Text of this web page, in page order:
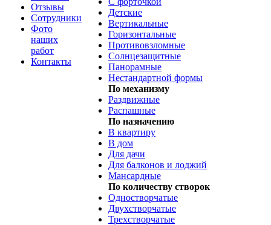
Отзывы
Сотрудники
Фото
наших
работ
Контакты
Детские
Вертикальные
Горизонтальные
Противовзломные
Солнцезащитные
Панорамные
Нестандартной формы
По механизму
Раздвижные
Распашные
По назначению
В квартиру
В дом
Для дачи
Для балконов и лоджий
Мансардные
По количеству створок
Одностворчатые
Двухстворчатые
Трехстворчатые